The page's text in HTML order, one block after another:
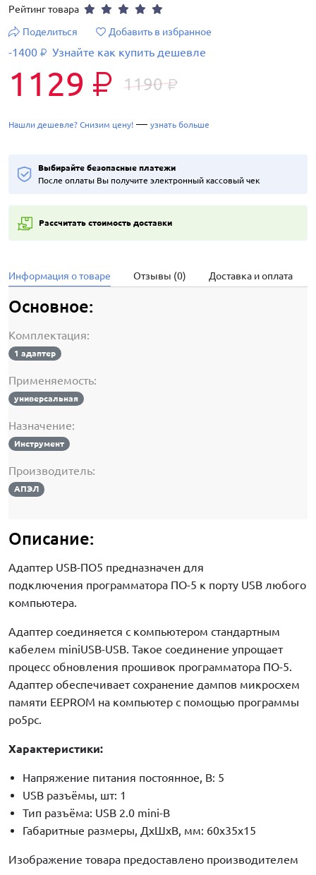
Рейтинг товара
Поделиться
Добавить в избранное
-1400 ₽ Узнайте как купить дешевле
1129 ₽ 1190₽
Нашли дешевле? Снизим цену! — узнать больше
Выбирайте безопасные платежи
После оплаты Вы получите электронный кассовый чек
Рассчитать стоимость доставки
Информация о товаре Отзывы (0) Доставка и оплата
Основное:
Комплектация:
1 адаптер
Применяемость:
универсальная
Назначение:
Инструмент
Производитель:
АПЭЛ
Описание:
Адаптер USB-ПО5 предназначен для
подключения программатора ПО-5 к порту USB любого
компьютера.
Адаптер соединяется с компьютером стандартным
кабелем miniUSB-USB. Такое соединение упрощает
процесс обновления прошивок программатора ПО-5.
Адаптер обеспечивает сохранение дампов микросхем
памяти EEPROM на компьютер с помощью программы
po5pc.
Характеристики:
Напряжение питания постоянное, В: 5
USB разъёмы, шт: 1
Тип разъёма: USB 2.0 mini-B
Габаритные размеры, ДхШхВ, мм: 60х35х15
Изображение товара предоставлено производителем